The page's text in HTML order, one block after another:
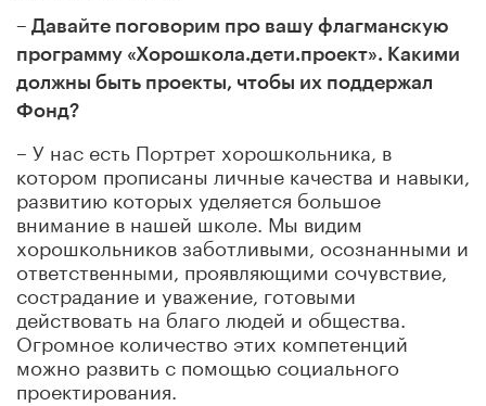
– Давайте поговорим про вашу флагманскую
программу «Хорошкола.дети.проект». Какими
должны быть проекты, чтобы их поддержал
Фонд?
– У нас есть Портрет хорошкольника, в
котором прописаны личные качества и навыки,
развитию которых уделяется большое
внимание в нашей школе. Мы видим
хорошкольников заботливыми, осознанными и
ответственными, проявляющими сочувствие,
сострадание и уважение, готовыми
действовать на благо людей и общества.
Огромное количество этих компетенций
можно развить с помощью социального
проектирования.